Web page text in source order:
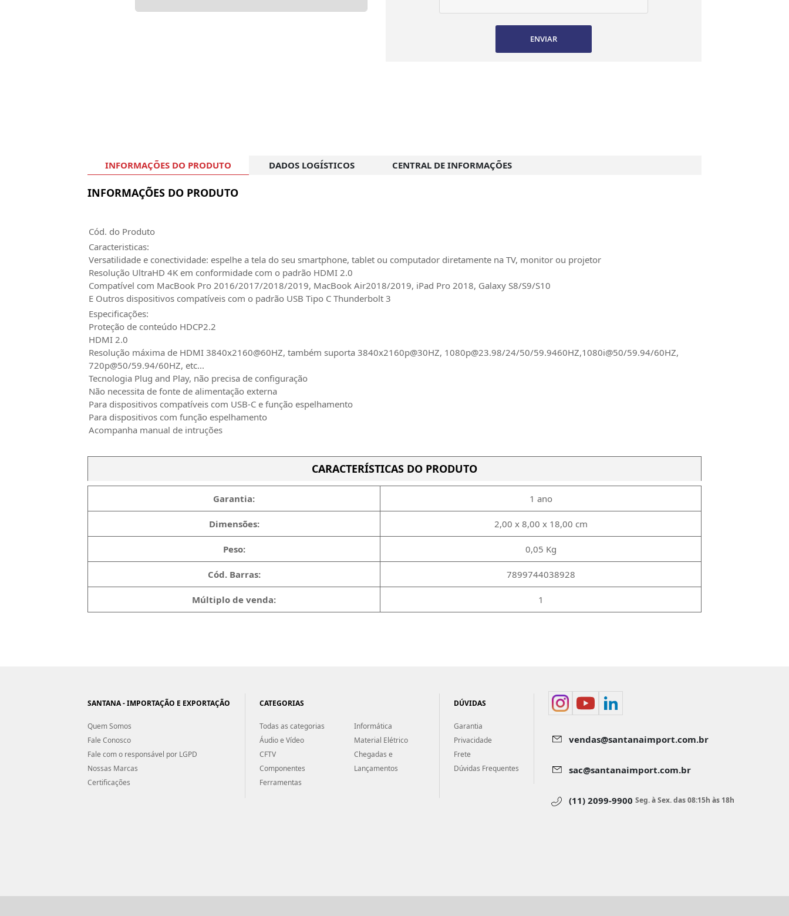
ENVIAR
INFORMAÇÕES DO PRODUTO DADOS LOGÍSTICOS CENTRAL DE INFORMAÇÕES
INFORMAÇÕES DO PRODUTO
Cód. do Produto
Caracteristicas:
Versatilidade e conectividade: espelhe a tela do seu smartphone, tablet ou computador diretamente na TV, monitor ou projetor
Resolução UltraHD 4K em conformidade com o padrão HDMI 2.0
Compatível com MacBook Pro 2016/2017/2018/2019, MacBook Air2018/2019, iPad Pro 2018, Galaxy S8/S9/S10
E Outros dispositivos compatíveis com o padrão USB Tipo C Thunderbolt 3
Especificações:
Proteção de conteúdo HDCP2.2
HDMI 2.0
Resolução máxima de HDMI 3840x2160@60HZ, também suporta 3840x2160p@30HZ, 1080p@23.98/24/50/59.9460HZ,1080i@50/59.94/60HZ,
720p@50/59.94/60HZ, etc...
Tecnologia Plug and Play, não precisa de configuração
Não necessita de fonte de alimentação externa
Para dispositivos compatíveis com USB-C e função espelhamento
Para dispositivos com função espelhamento
Acompanha manual de intruções
CARACTERÍSTICAS DO PRODUTO
Garantia: 1 ano
Dimensões: 2,00 x 8,00 x 18,00 cm
Peso: 0,05 Kg
Cód. Barras: 7899744038928
Múltiplo de venda: 1
SANTANA - IMPORTAÇÃO E EXPORTAÇÃO
Quem Somos
Fale Conosco
Fale com o responsável por LGPD
Nossas Marcas
Certificações
CATEGORIAS
Todas as categorias
Áudio e Vídeo
CFTV
Componentes
Ferramentas
Informática
Material Elétrico
Chegadas e
Lançamentos
DÚVIDAS
Garantia
Privacidade
Frete
Dúvidas Frequentes
vendas@santanaimport.com.br
sac@santanaimport.com.br
(11) 2099-9900 Seg. à Sex. das 08:15h às 18h